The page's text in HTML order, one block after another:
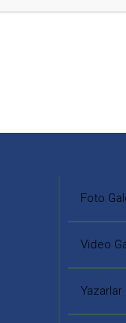
Foto
Video
Yazarlar